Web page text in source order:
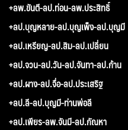
+ลพ.ขันตี-ลป.ท่อน-ลพ.ประสิทธิ์
+ลป.บุญหลาย-ลป.บุญเพ็ง-ลป.บุญมี
+ลป.เหรียญ-ลป.สิม-ลป.เปลี่ยน
+ลป.จวน-ลป.วัน-ลป.จันทา-ลป.ก้าน
+ลป.ผาง-ลป.จื่อ-ลป.ประเสริฐ
+ลป.ลี-ลป.บุญมี-ท่านพ่อลี
+ลป.เพียร-ลพ.จันมี-ลป.กัณหา